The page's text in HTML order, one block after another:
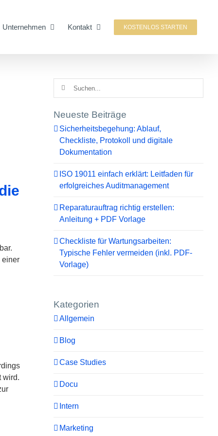
Unternehmen Kontakt KOSTENLOS STARTEN
einer
wird.
Suche
Neueste Beiträge
Sicherheitsbegehung: Ablauf,
Checkliste, Protokoll und digitale
Dokumentation
ISO 19011 einfach erklärt: Leitfaden für
erfolgreiches Auditmanagement
Reparaturauftrag richtig erstellen:
Anleitung + PDF Vorlage
Checkliste für Wartungsarbeiten:
Typische Fehler vermeiden (inkl. PDF-
Vorlage)
Kategorien
Allgemein
Blog
Case Studies
Docu
Intern
Marketing